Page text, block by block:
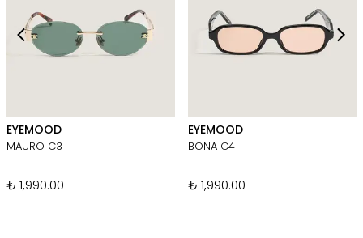
EYEMOOD
MAURO C3
₺ 1,990.00
EYEMOOD
BONA C4
₺ 1,990.00